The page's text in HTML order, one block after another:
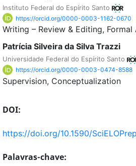
Instituto Federal do Espírito Santo
https://orcid.org/0000-0003-1162-0670
Writing – Review & Editing Formal
Patrícia Silveira da Silva Trazzi
Universidade Federal do Espírito Santo
https://orcid.org/0000-0003-0474-8588
Supervision Conceptualization
DOI:
https://doi.org/10.1590/
Palavras-chave: